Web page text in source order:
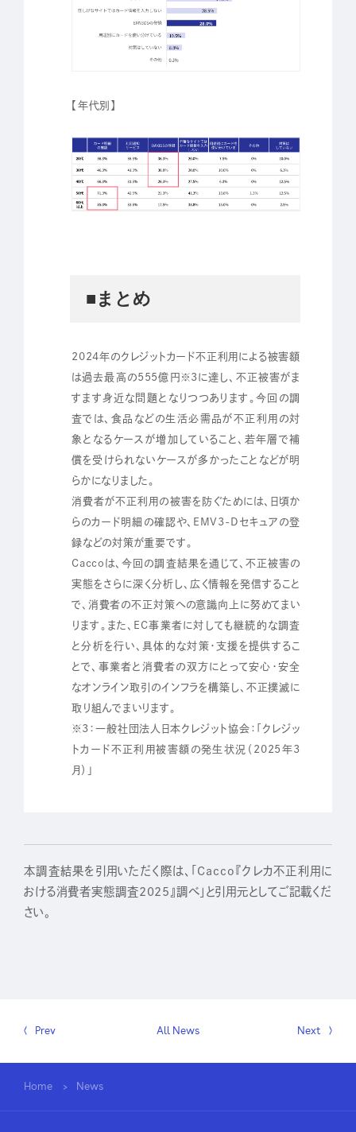
【年代別】
■まとめ
2024年のクレジットカード不正利用による被害額
は過去最高の555億円※3に達し、不正被害がま
すます身近な問題となりつつあります。今回の調
査では、食品などの生活必需品が不正利用の対
象となるケースが増加していること、若年層で補
償を受けられないケースが多かったことなどが明
らかになりました。
消費者が不正利用の被害を防ぐためには、日頃か
らのカード明細の確認や、EMV3-Dセキュアの登
録などの対策が重要です。
Caccoは、今回の調査結果を通じて、不正被害の
実態をさらに深く分析し、広く情報を発信すること
で、消費者の不正対策への意識向上に努めてまい
ります。また、EC事業者に対しても継続的な調査
と分析を行い、具体的な対策・支援を提供するこ
とで、事業者と消費者の双方にとって安心・安全
なオンライン取引のインフラを構築し、不正撲滅に
取り組んでまいります。
※3：一般社団法人日本クレジット協会：「クレジッ
トカード不正利用被害額の発生状況（2025年3
月）」
本調査結果を引用いただく際は、「Cacco『クレカ不正利用に
おける消費者実態調査2025』調べ」と引用元としてご記載くだ
さい。
Prev All News Next
Home News